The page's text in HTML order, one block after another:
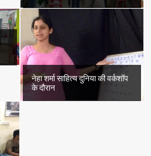
नेहा शर्मा साहित्य दुनिया की वर्कशॉप
के दौरान